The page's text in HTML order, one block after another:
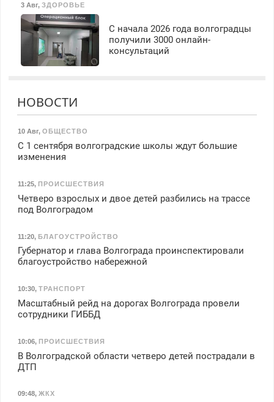
3 Авг, ЗДОРОВЬЕ
С начала 2026 года волгоградцы
получили 3000 онлайн-
консультаций
НОВОСТИ
10 Авг, ОБЩЕСТВО
С 1 сентября волгоградские школы ждут большие
изменения
11:25, ПРОИСШЕСТВИЯ
Четверо взрослых и двое детей разбились на трассе
под Волгоградом
11:20, БЛАГОУСТРОЙСТВО
Губернатор и глава Волгограда проинспектировали
благоустройство набережной
10:30, ТРАНСПОРТ
Масштабный рейд на дорогах Волгограда провели
сотрудники ГИББД
10:06, ПРОИСШЕСТВИЯ
В Волгоградской области четверо детей пострадали в
ДТП
09:48, ЖКХ